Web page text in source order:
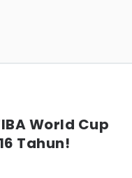
World Cup
Tahun!